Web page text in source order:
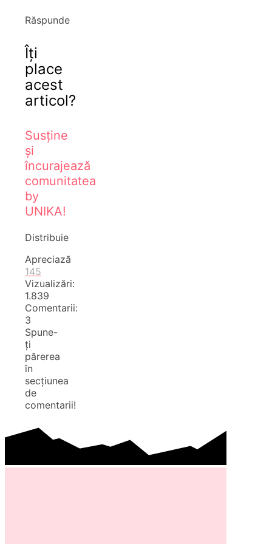
Răspunde
Îți
place
acest
articol?
Susține
și
încurajează
comunitatea
by
UNIKA!
Distribuie
Apreciază
145
Vizualizări:
1.839
Comentarii:
3
Spune-
ți
părerea
în
secțiunea
de
comentarii!